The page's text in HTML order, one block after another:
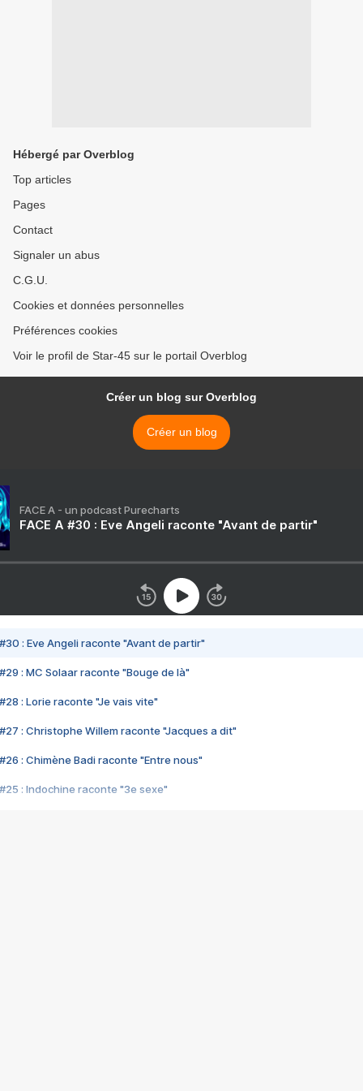
Hébergé par Overblog
Top articles
Pages
Contact
Signaler un abus
C.G.U.
Cookies et données personnelles
Préférences cookies
Voir le profil de Star-45 sur le portail Overblog
Créer un blog sur Overblog
Créer un blog
FACE A - un podcast Purecharts
FACE A #30 : Eve Angeli raconte "Avant de partir"
#30 : Eve Angeli raconte "Avant de partir"
#29 : MC Solaar raconte "Bouge de là"
#28 : Lorie raconte "Je vais vite"
#27 : Christophe Willem raconte "Jacques a dit"
#26 : Chimène Badi raconte "Entre nous"
#25 : Indochine raconte "3e sexe"